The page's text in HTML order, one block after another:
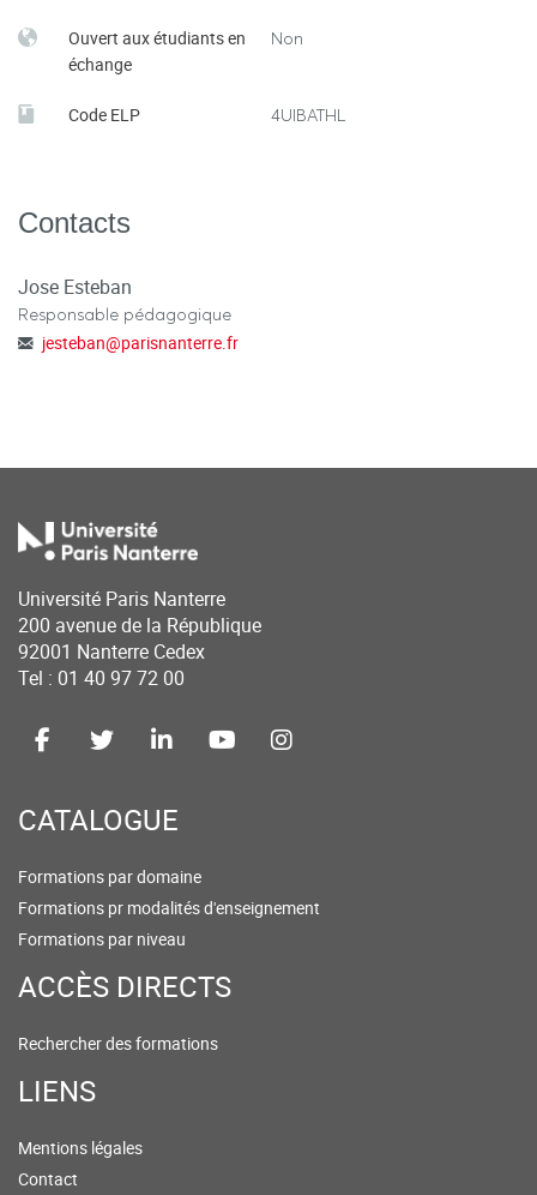
Ouvert aux étudiants en
échange
Non
Code ELP 4UIBATHL
Contacts
Jose Esteban
Responsable pédagogique
jesteban@parisnanterre.fr
Université Paris Nanterre
200 avenue de la République
92001 Nanterre Cedex
Tel : 01 40 97 72 00
CATALOGUE
Formations par domaine
Formations pr modalités d'enseignement
Formations par niveau
ACCÈS DIRECTS
Rechercher des formations
LIENS
Mentions légales
Contact